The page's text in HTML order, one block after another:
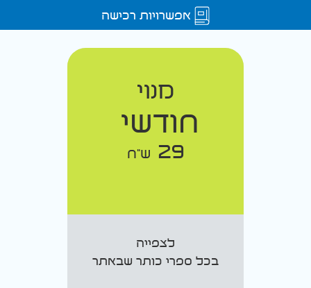
אפשרויות רכישה
מנוי
חודשי
29 ש"ח
לצפייה
בכל ספרי כותר שבאתר